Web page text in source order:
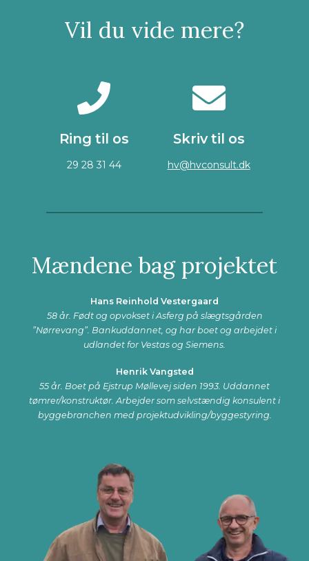
Vil du vide mere?
Ring til os
29 28 31 44
Skriv til os
hv@hvconsult.dk
Mændene bag projektet
Hans Reinhold Vestergaard
58 år. Født og opvokset i Asferg på slægtsgården
”Nørrevang”. Bankuddannet, og har boet og arbejdet i
udlandet for Vestas og Siemens.
Henrik Vangsted
55 år. Boet på Ejstrup Møllevej siden 1993. Uddannet
tømrer/konstruktør. Arbejder som selvstændig konsulent i
byggebranchen med projektudvikling/byggestyring.